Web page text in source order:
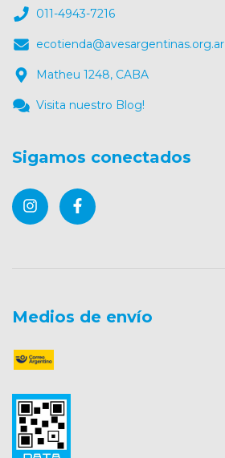
011-4943-7216
ecotienda@avesargentinas.org.ar
Matheu 1248, CABA
Visita nuestro Blog!
Sigamos conectados
Medios de envío